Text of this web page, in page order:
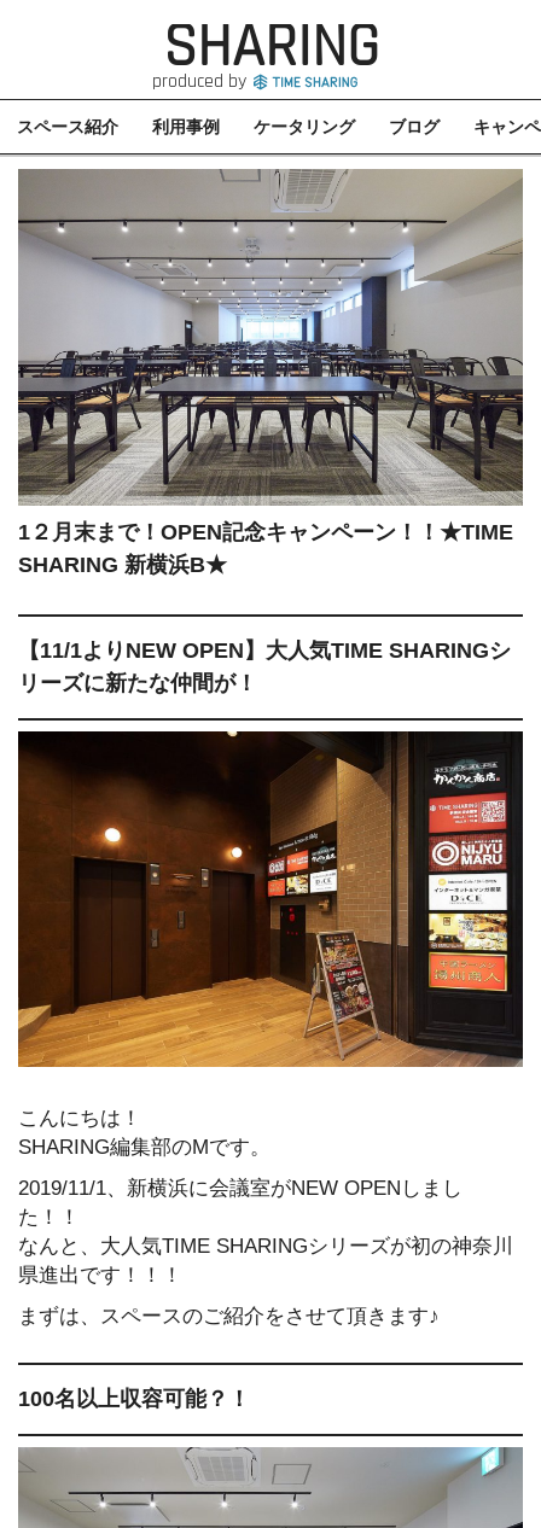
SHARING
produced by
スペース紹介 利用事例 ケータリング ブログ キャン
1２月末まで！OPEN記念キャンペーン！！★TIME
SHARING 新横浜B★
【11/1よりNEW OPEN】大人気TIME SHARINGシ
リーズに新たな仲間が！
こんにちは！
SHARING編集部のMです。
2019/11/1、新横浜に会議室がNEW OPENしまし
た！！
なんと、大人気TIME SHARINGシリーズが初の神奈川
県進出です！！！
まずは、スペースのご紹介をさせて頂きます♪
100名以上収容可能？！